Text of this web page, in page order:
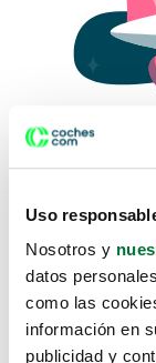
Uso
Nosotros y
datos
como las
información en
publicidad y
Lo